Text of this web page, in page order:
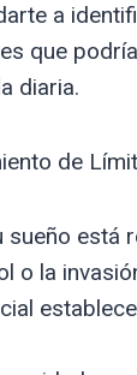
a
que
diaria.
de
sueño está
o la